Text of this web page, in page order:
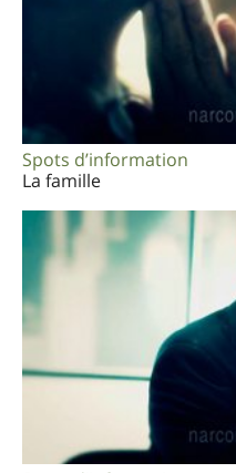
Spots d’information
La famille